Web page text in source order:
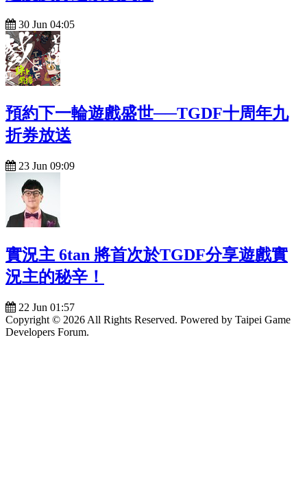
30 Jun 04:05
預約下一輪遊戲盛世──TGDF十周年九
折券放送
23 Jun 09:09
實況主 6tan 將首次於TGDF分享遊戲實
況主的秘辛！
22 Jun 01:57
Copyright © 2026 All Rights Reserved. Powered by Taipei Game
Developers Forum.